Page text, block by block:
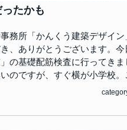
たかも
務所「かんくう建築デザイン
、ありがとうございます。今
の基礎配筋検査に行ってきま
のですが、すぐ横が小学校